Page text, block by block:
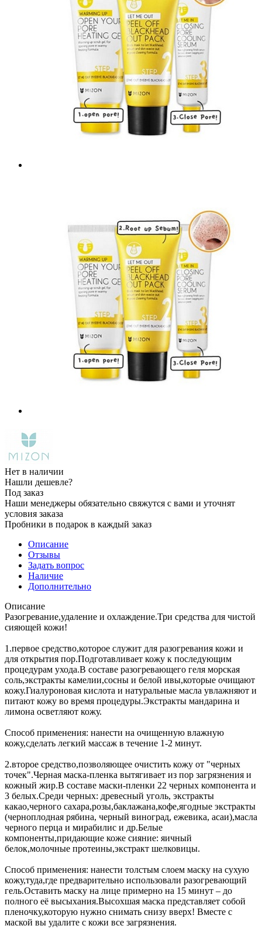
Нет в наличии
Нашли дешевле?
Под заказ
Наши менеджеры обязательно свяжутся с вами и уточнят
условия заказа
Пробники в подарок в каждый заказ
Описание
Отзывы
Задать вопрос
Наличие
Дополнительно
Описание
Разогревание,удаление и охлаждение.Три средства для чистой
сияющей кожи!
1.первое средство,которое служит для разогревания кожи и
для открытия пор.Подготавливает кожу к последующим
процедурам ухода.В составе разогревающего геля морская
соль,экстракты камелии,сосны и белой ивы,которые очищают
кожу.Гиалуроновая кислота и натуральные масла увлажняют и
питают кожу во время процедуры.Экстракты мандарина и
лимона осветляют кожу.
Способ применения: нанести на очищенную влажную
кожу,сделать легкий массаж в течение 1-2 минут.
2.второе средство,позволяющее очистить кожу от "черных
точек".Черная маска-пленка вытягивает из пор загрязнения и
кожный жир.В составе маски-пленки 22 черных компонента и
3 белых.Среди черных: древесный уголь, экстракты
какао,черного сахара,розы,баклажана,кофе,ягодные экстракты
(черноплодная рябина, черный виноград, ежевика, асаи),масла
черного перца и мирабилис и др.Белые
компоненты,придающие коже сияние: яичный
белок,молочные протеины,экстракт шелковицы.
Способ применения: нанести толстым слоем маску на сухую
кожу,туда,где предварительно использовали разогревающий
гель.Оставить маску на лице примерно на 15 минут – до
полного её высыхания.Высохшая маска представляет собой
пленочку,которую нужно снимать снизу вверх! Вместе с
маской вы удалите с кожи все загрязнения.